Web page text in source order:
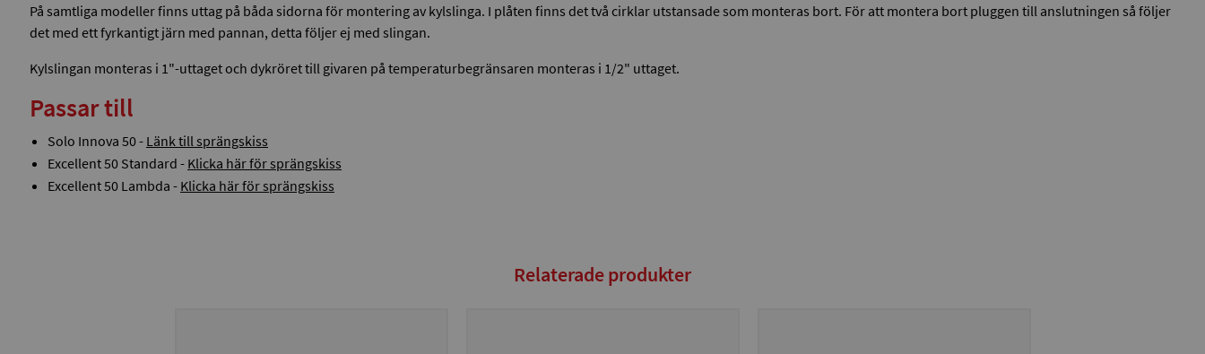
På samtliga modeller finns uttag på båda sidorna för montering av kylslinga. I plåten finns det två cirklar utstansade som monteras bort. För att montera bort pluggen till anslutningen så följer
det med ett fyrkantigt järn med pannan, detta följer ej med slingan.
Kylslingan monteras i 1"-uttaget och dykröret till givaren på temperaturbegränsaren monteras i 1/2" uttaget.
Passar till
Solo Innova 50 - Länk till sprängskiss
Excellent 50 Standard - Klicka här för sprängskiss
Excellent 50 Lambda - Klicka här för sprängskiss
Relaterade produkter